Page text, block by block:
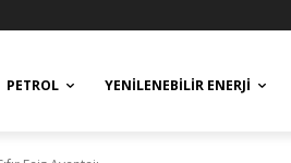
PETROL YENILENEBILIR ENERJI